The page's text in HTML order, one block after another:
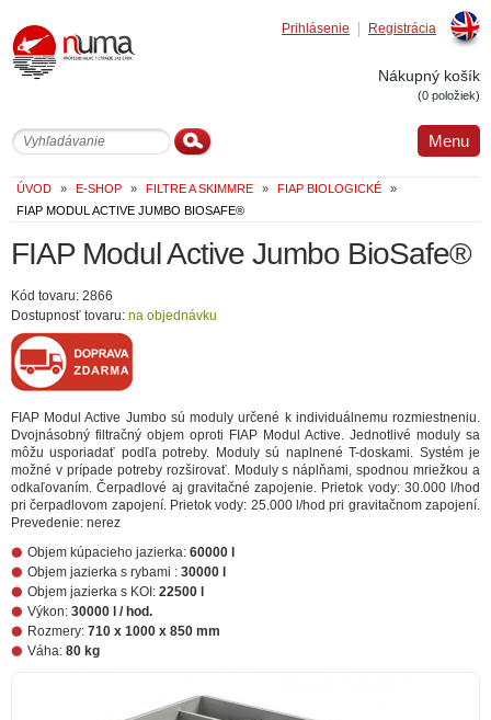
Registrácia
Prihlásenie
Nákupný košík
(0 položiek)
Menu
ÚVOD » E-SHOP » FILTRE A SKIMMRE » FIAP BIOLOGICKÉ
»
FIAP MODUL ACTIVE JUMBO BIOSAFE®
FIAP Modul Active Jumbo BioSafe®
Kód tovaru: 2866
Dostupnosť tovaru: na objednávku
FIAP Modul Active Jumbo sú moduly určené k individuálnemu rozmiestneniu.
Dvojnásobný filtračný objem oproti FIAP Modul Active. Jednotlivé moduly sa
môžu usporiadať podľa potreby. Moduly sú naplnené T-doskami. Systém je
možné v prípade potreby rozširovať. Moduly s náplňami, spodnou mriežkou a
odkaľovaním. Čerpadlové aj gravitačné zapojenie. Prietok vody: 30.000 l/hod
pri čerpadlovom zapojení. Prietok vody: 25.000 l/hod pri gravitačnom zapojení.
Prevedenie: nerez
Objem kúpacieho jazierka: 60000 l
Objem jazierka s rybami : 30000 l
Objem jazierka s KOI: 22500 l
Výkon: 30000 l / hod.
Rozmery: 710 x 1000 x 850 mm
Váha: 80 kg